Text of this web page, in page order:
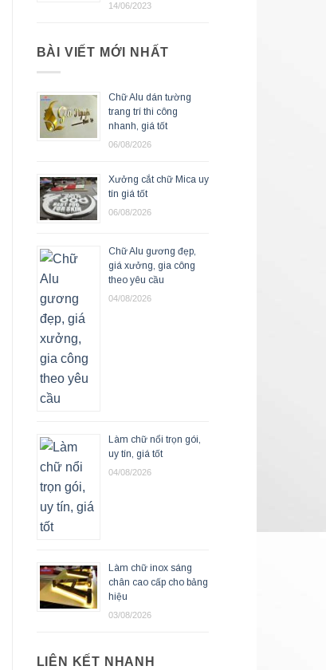
14/06/2023
BÀI VIẾT MỚI NHẤT
Chữ Alu dán tường
trang trí thi công
nhanh, giá tốt
06/08/2026
Xưởng cắt chữ Mica uy
tín giá tốt
06/08/2026
Chữ Alu gương đẹp,
giá xưởng, gia công
theo yêu cầu
04/08/2026
Làm chữ nổi trọn gói,
uy tín, giá tốt
04/08/2026
Làm chữ inox sáng
chân cao cấp cho bảng
hiệu
03/08/2026
LIÊN KẾT NHANH